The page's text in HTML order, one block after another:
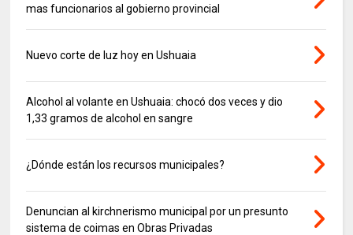
mas funcionarios al gobierno provincial
Nuevo corte de luz hoy en Ushuaia
Alcohol al volante en Ushuaia: chocó dos veces y dio
1,33 gramos de alcohol en sangre
¿Dónde están los recursos municipales?
Denuncian al kirchnerismo municipal por un presunto
sistema de coimas en Obras Privadas